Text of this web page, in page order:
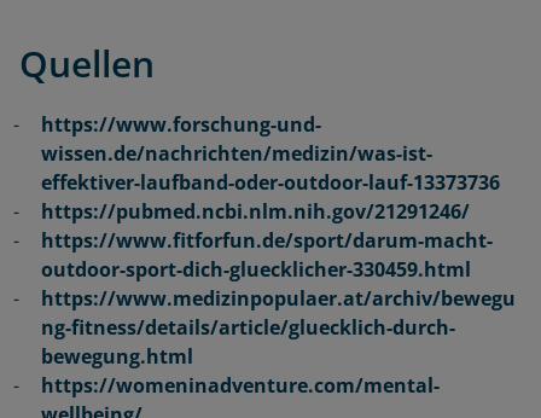
Quellen
https://www.forschung-und-
wissen.de/nachrichten/medizin/was-ist-
effektiver-laufband-oder-outdoor-lauf-13373736
https://pubmed.ncbi.nlm.nih.gov/21291246/
https://www.fitforfun.de/sport/darum-macht-
outdoor-sport-dich-gluecklicher-330459.html
https://www.medizinpopulaer.at/archiv/bewegu
ng-fitness/details/article/gluecklich-durch-
bewegung.html
https://womeninadventure.com/mental-